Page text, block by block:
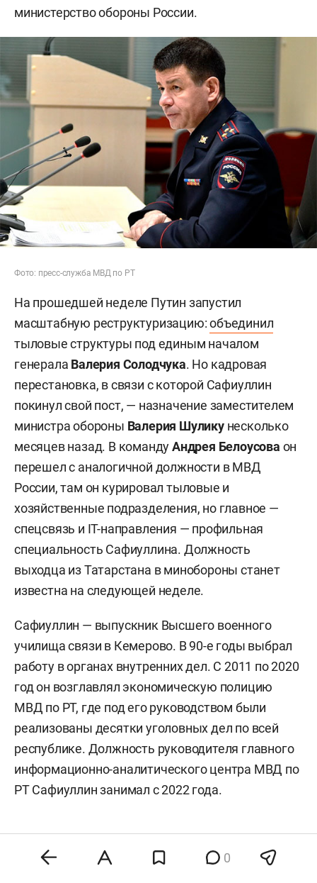
министерство обороны России.
Фото: пресс-служба МВД по РТ
На прошедшей неделе Путин запустил
масштабную реструктуризацию:объединил
тыловые структуры под единым началом
генерала Валерия Солодчука. Но кадровая
перестановка, в связи с которой Сафиуллин
покинул свой пост, — назначение заместителем
министра обороны Валерия Шуликунесколько
месяцев назад. В командуАндрея Белоусова он
перешел с аналогичной должности в МВД
России, там он курировал тыловые и
хозяйственные подразделения, но главное —
спецсвязь и IT-направления — профильная
специальность Сафиуллина. Должность
выходца из Татарстана в минобороны станет
известна на следующей неделе.
Сафиуллин — выпускник Высшего военного
училища связи в Кемерово. В 90-е годы выбрал
работу в органах внутренних дел. С 2011 по 2020
год он возглавлял экономическую полицию
МВД по РТ, где под его руководством были
реализованы десятки уголовных дел по всей
республике. Должность руководителя главного
информационно-аналитического центра МВД по
РТ Сафиуллин занимал с 2022 года.
0